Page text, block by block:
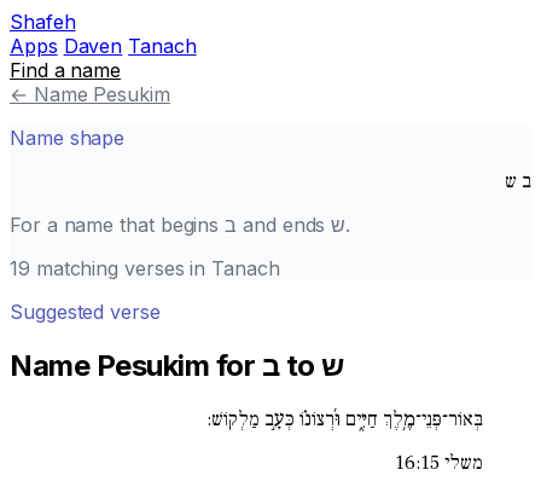
Shafeh
Apps Daven Tanach
Find a name
← Name Pesukim
Name shape
ב ש
For a name that beginsב and endsש.
19 matching verses in Tanach
Suggested verse
Name Pesukim for ב to ש
בְּאוֹר־פְּנֵי־מֶ֥לֶךְ חַיִּ֑ים וּ֜רְצוֹנ֗וֹ כְּעָ֣ב מַלְקֽוֹשׁ:
משלי 16:15